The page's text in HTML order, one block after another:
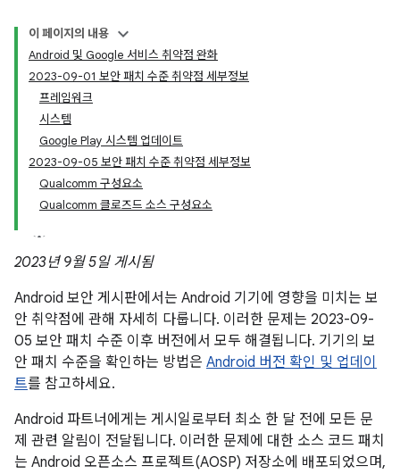
이 페이지의 내용
Android 및 Google 서비스 취약점 완화
2023-09-01 보안 패치 수준 취약점 세부정보
프레임워크
시스템
Google Play 시스템 업데이트
2023-09-05 보안 패치 수준 취약점 세부정보
Qualcomm 구성요소
Qualcomm 클로즈드 소스 구성요소
2023년 9월 5일 게시됨
Android 보안 게시판에서는 Android 기기에 영향을 미치는 보
안 취약점에 관해 자세히 다룹니다. 이러한 문제는 2023-09-
05 보안 패치 수준 이후 버전에서 모두 해결됩니다. 기기의 보
안 패치 수준을 확인하는 방법은 Android 버전 확인 및 업데이
트를 참고하세요.
Android 파트너에게는 게시일로부터 최소 한 달 전에 모든 문
제 관련 알림이 전달됩니다. 이러한 문제에 대한 소스 코드 패치
는 Android 오픈소스 프로젝트(AOSP) 저장소에 배포되었으며,